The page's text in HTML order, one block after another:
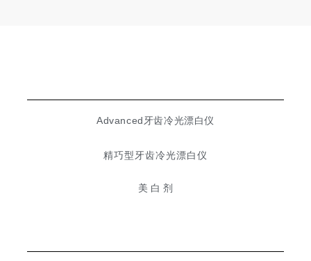
Advanced牙齿冷光漂白仪
精巧型牙齿冷光漂白仪
美 白 剂